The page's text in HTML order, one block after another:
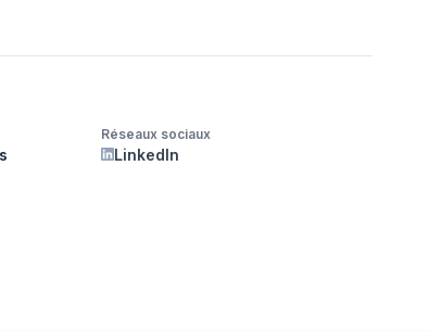
Réseaux sociaux
LinkedIn